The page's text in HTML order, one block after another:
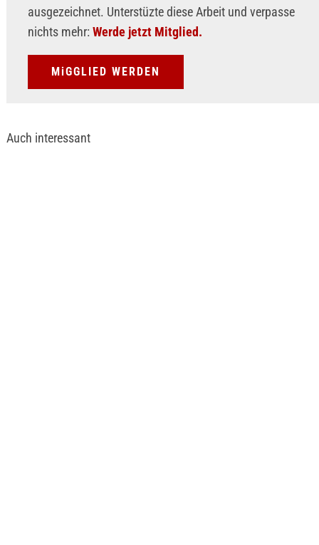
ausgezeichnet. Unterstüzte diese Arbeit und verpasse
nichts mehr: Werde jetzt Mitglied.
MiGGLIED WERDEN
Auch interessant